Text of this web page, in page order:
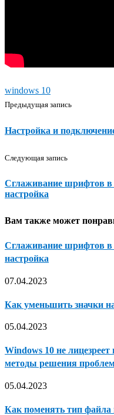
windows 10
Предыдущая запись
Настройка и
Следующая запись
Сглаживание шрифтов
настройка
Вам также может
Сглаживание шрифтов
настройка
07.04.2023
Как уменьшить значки
05.04.2023
Windows 10 не
методы решения
05.04.2023
Как поменять тип